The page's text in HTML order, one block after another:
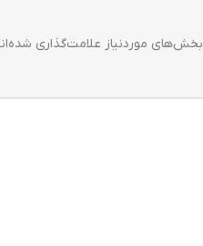
بخش‌های موردنیاز علامت‌گذاری